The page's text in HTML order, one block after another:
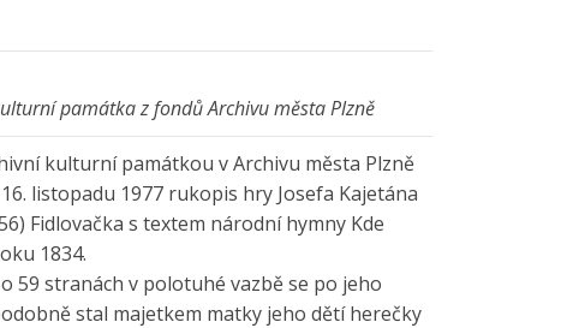
památka z fondů Archivu města Plzně
kulturní památkou v Archivu města Plzně
listopadu 1977 rukopis hry Josefa Kajetána
Fidlovačka s textem národní hymny Kde
1834.
59 stranách v polotuhé vazbě se po jeho
stal majetkem matky jeho dětí herečky